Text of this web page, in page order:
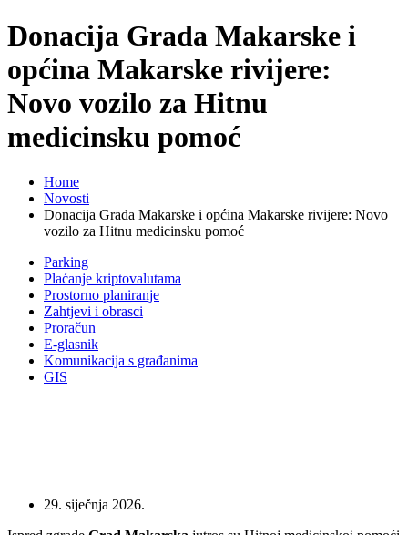
Donacija Grada Makarske i
općina Makarske rivijere:
Novo vozilo za Hitnu
medicinsku pomoć
Home
Novosti
Donacija Grada Makarske i općina Makarske rivijere: Novo
vozilo za Hitnu medicinsku pomoć
Parking
Plaćanje kriptovalutama
Prostorno planiranje
Zahtjevi i obrasci
Proračun
E-glasnik
Komunikacija s građanima
GIS
29. siječnja 2026.